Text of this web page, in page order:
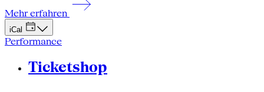
Mehr erfahren
iCal
Performance
Ticketshop